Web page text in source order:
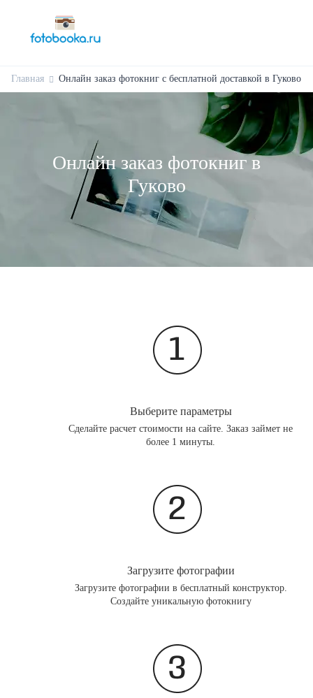
Главная Онлайн заказ фотокниг с бесплатной доставкой в Гуково
Онлайн заказ фотокниг в
Гуково
Выберите параметры
Сделайте расчет стоимости на сайте. Заказ займет не
более 1 минуты.
Загрузите фотографии
Загрузите фотографии в бесплатный конструктор.
Создайте уникальную фотокнигу